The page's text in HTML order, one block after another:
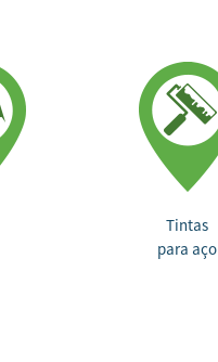
Tintas
para aço